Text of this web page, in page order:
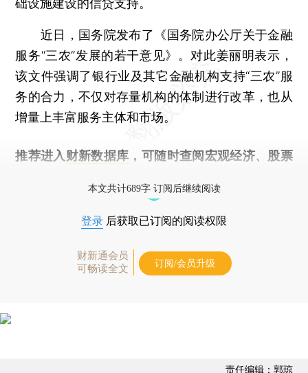
础设施建设的信贷支持。
近日，国务院发布了《国务院办公厅关于金融
服务“三农”发展的若干意见》。对此姜丽明表示，
该文件强调了银行业及其它金融机构支持“三农”服
务的合力，不仅对存量机构的体制进行改革，也从
增量上丰富服务主体和市场。
推荐进入 财新数据库 ，可随时查阅宏观经济、股票
本文共计689字 订阅后继续阅读
登录 后获取已订阅的阅读权限
财新通会员
可畅读全文
订阅/会员升级
责任编辑：郭琼